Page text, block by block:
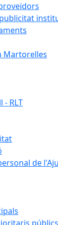
Martorelles
- RLT
de